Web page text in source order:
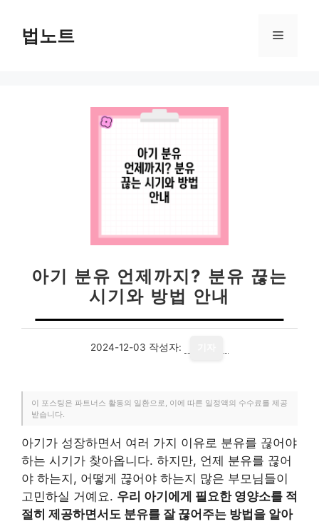
법노트 메
아기 분유 언제까지? 분유 끊는
시기와 방법 안내
2024-12-03 작성자:
이 포스팅은 파트너스 활동의 일환으로, 이에 따른 일정액의 수수료를 제공
받습니다.
아기가 성장하면서 여러 가지 이유로 분유를 끊어야
하는 시기가 찾아옵니다. 하지만, 언제 분유를 끊어
야 하는지, 어떻게 끊어야 하는지 많은 부모님들이
고민하실 거예요. 우리 아기에게 필요한 영양소를 적
절히 제공하면서도 분유를 잘 끊어주는 방법을 알아